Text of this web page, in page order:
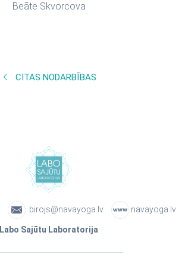
Beāte Skvorcova
CITAS NODARBĪBAS
birojs@navayoga.lv navayoga.lv
Labo Sajūtu Laboratorija